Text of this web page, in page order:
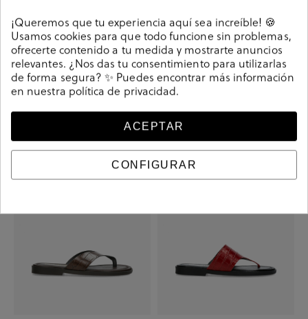
Sandalias bloom&you NERINE en
serraje marrón
39,90 € 45,90 €
Sandalias bloom&you NERINE en
serraje verde
39,90 €
-10,00 € -10,00 €
¡Queremos que tu experiencia aquí sea increíble! 🍪
Usamos cookies para que todo funcione sin problemas,
ofrecerte contenido a tu medida y mostrarte anuncios
relevantes. ¿Nos das tu consentimiento para utilizarlas
de forma segura? ✨ Puedes encontrar más información
en nuestra política de privacidad.
ACEPTAR
CONFIGURAR